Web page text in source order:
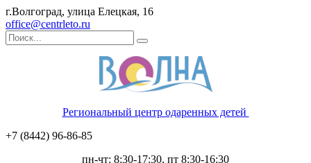
г.Волгоград, улица Елецкая, 16
office@centrleto.ru
Региональный центр одаренных детей
+7 (8442) 96-86-85
пн-чт: 8:30-17:30, пт 8:30-16:30